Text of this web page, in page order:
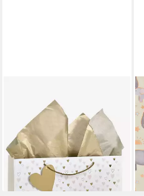
Geschenkpapier Herz
Geschenktasche und Karte im
Set, (1St)
6,00 €
lieferbar - in 2-3 Werktagen bei dir